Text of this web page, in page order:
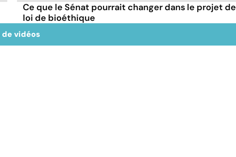
Ce que le Sénat pourrait changer dans le projet de
loi de bioéthique
de vidéos